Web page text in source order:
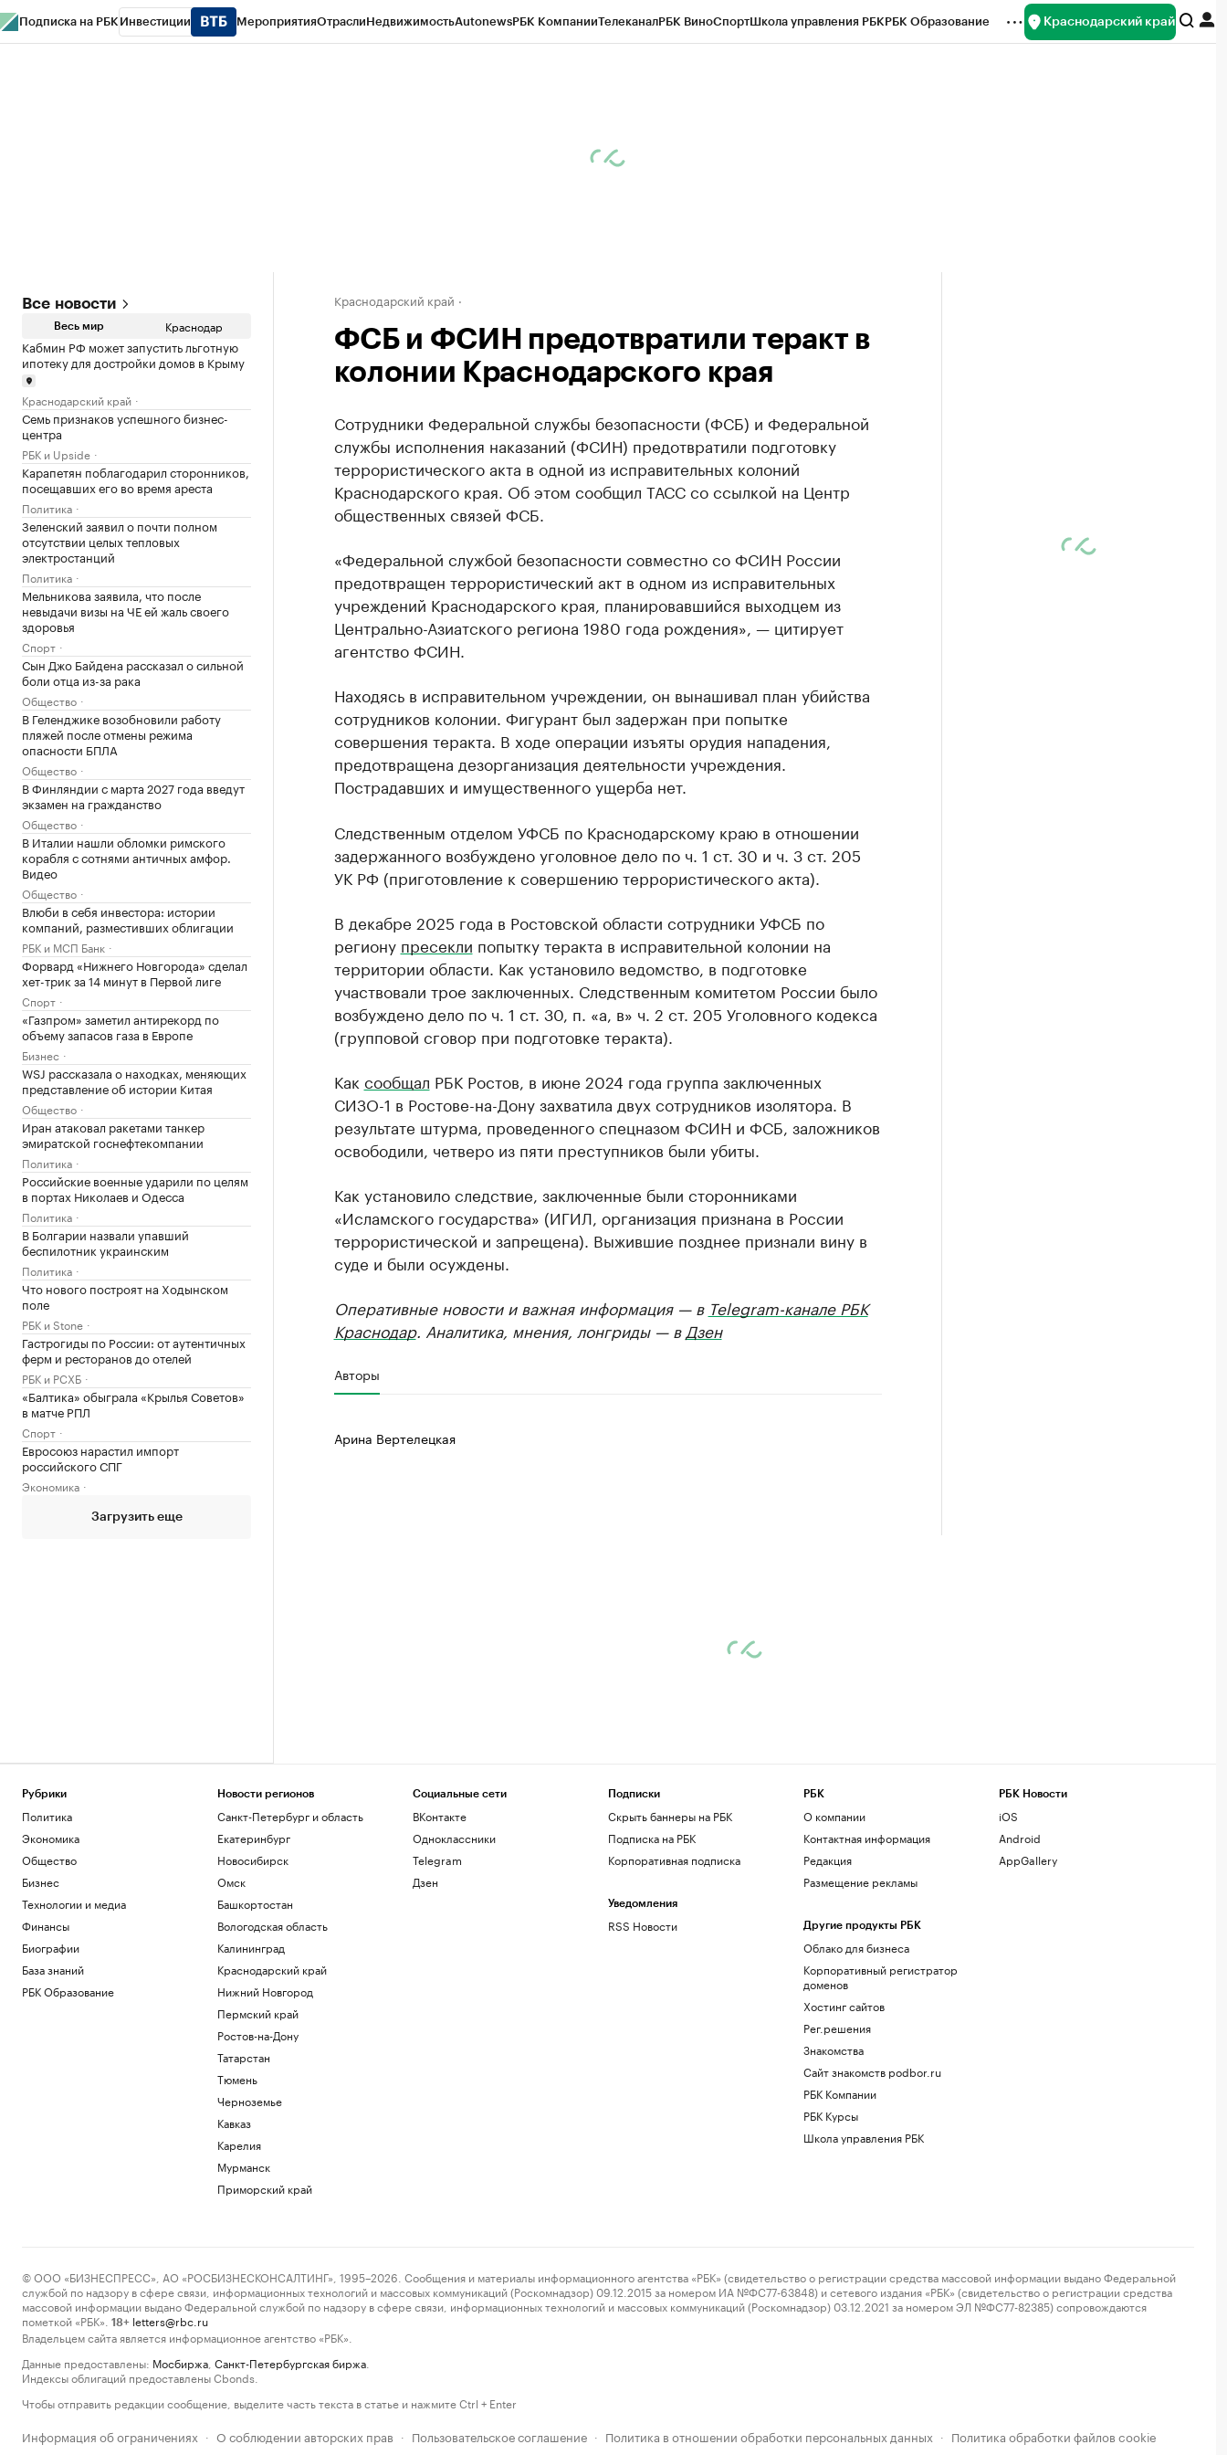
Подписка на РБК Инвестиции МероприятияОтраслиНедвижимостьAutonewsРБК КомпанииТелеканалРБК ВиноСпортШкола управления РБКРБК Образование Краснодарский край
Все новости
Весь мир Краснодар
Кабмин РФ может запустить льготную
ипотеку для достройки домов в Крыму
Краснодарский край
Семь признаков успешного бизнес-
центра
РБК и Upside
Карапетян поблагодарил сторонников,
посещавших его во время ареста
Политика
Зеленский заявил о почти полном
отсутствии целых тепловых
электростанций
Политика
Мельникова заявила, что после
невыдачи визы на ЧЕ ей жаль своего
здоровья
Спорт
Сын Джо Байдена рассказал о сильной
боли отца из-за рака
Общество
В Геленджике возобновили работу
пляжей после отмены режима
опасности БПЛА
Общество
В Финляндии с марта 2027 года введут
экзамен на гражданство
Общество
В Италии нашли обломки римского
корабля с сотнями античных амфор.
Видео
Общество
Влюби в себя инвестора: истории
компаний, разместивших облигации
РБК и МСП Банк
Форвард «Нижнего Новгорода» сделал
хет-трик за 14 минут в Первой лиге
Спорт
«Газпром» заметил антирекорд по
объему запасов газа в Европе
Бизнес
WSJ рассказала о находках, меняющих
представление об истории Китая
Общество
Иран атаковал ракетами танкер
эмиратской госнефтекомпании
Политика
Российские военные ударили по целям
в портах Николаев и Одесса
Политика
В Болгарии назвали упавший
беспилотник украинским
Политика
Что нового построят на Ходынском
поле
РБК и Stone
Гастрогиды по России: от аутентичных
ферм и ресторанов до отелей
РБК и РСХБ
«Балтика» обыграла «Крылья Советов»
в матче РПЛ
Спорт
Евросоюз нарастил импорт
российского СПГ
Экономика
Загрузить еще
Краснодарский край
ФСБ и ФСИН предотвратили теракт в
колонии Краснодарского края
Сотрудники Федеральной службы безопасности (ФСБ) и Федеральной
службы исполнения наказаний (ФСИН) предотвратили подготовку
террористического акта в одной из исправительных колоний
Краснодарского края. Об этом сообщил ТАСС со ссылкой на Центр
общественных связей ФСБ.
«Федеральной службой безопасности совместно со ФСИН России
предотвращен террористический акт в одном из исправительных
учреждений Краснодарского края, планировавшийся выходцем из
Центрально-Азиатского региона 1980 года рождения», — цитирует
агентство ФСИН.
Находясь в исправительном учреждении, он вынашивал план убийства
сотрудников колонии. Фигурант был задержан при попытке
совершения теракта. В ходе операции изъяты орудия нападения,
предотвращена дезорганизация деятельности учреждения.
Пострадавших и имущественного ущерба нет.
Следственным отделом УФСБ по Краснодарскому краю в отношении
задержанного возбуждено уголовное дело по ч. 1 ст. 30 и ч. 3 ст. 205
УК РФ (приготовление к совершению террористического акта).
В декабре 2025 года в Ростовской области сотрудники УФСБ по
региону пресекли попытку теракта в исправительной колонии на
территории области. Как установило ведомство, в подготовке
участвовали трое заключенных. Следственным комитетом России было
возбуждено дело по ч. 1 ст. 30, п. «а, в» ч. 2 ст. 205 Уголовного кодекса
(групповой сговор при подготовке теракта).
Как сообщал РБК Ростов, в июне 2024 года группа заключенных
СИЗО-1 в Ростове-на-Дону захватила двух сотрудников изолятора. В
результате штурма, проведенного спецназом ФСИН и ФСБ, заложников
освободили, четверо из пяти преступников были убиты.
Как установило следствие, заключенные были сторонниками
«Исламского государства» (ИГИЛ, организация признана в России
террористической и запрещена). Выжившие позднее признали вину в
суде и были осуждены.
Оперативные новости и важная информация — в Telegram-канале РБК
Краснодар. Аналитика, мнения, лонгриды — в Дзен
Авторы
Арина Вертелецкая
Рубрики
Политика
Экономика
Общество
Бизнес
Технологии и медиа
Финансы
Биографии
База знаний
РБК Образование
Новости регионов
Санкт-Петербург и область
Екатеринбург
Новосибирск
Омск
Башкортостан
Вологодская область
Калининград
Краснодарский край
Нижний Новгород
Пермский край
Ростов-на-Дону
Татарстан
Тюмень
Черноземье
Кавказ
Карелия
Мурманск
Приморский край
Социальные сети
ВКонтакте
Одноклассники
Telegram
Дзен
Подписки
Скрыть баннеры на РБК
Подписка на РБК
Корпоративная подписка
Уведомления
RSS Новости
РБК
О компании
Контактная информация
Редакция
Размещение рекламы
Другие продукты РБК
Облако для бизнеса
Корпоративный регистратор
доменов
Хостинг сайтов
Рег.решения
Знакомства
Сайт знакомств podbor.ru
РБК Компании
РБК Курсы
Школа управления РБК
РБК Новости
iOS
Android
AppGallery
© ООО «БИЗНЕСПРЕСС», АО «РОСБИЗНЕСКОНСАЛТИНГ», 1995–2026. Сообщения и материалы информационного агентства «РБК» (свидетельство о регистрации средства массовой информации выдано Федеральной
службой по надзору в сфере связи, информационных технологий и массовых коммуникаций (Роскомнадзор) 09.12.2015 за номером ИА №ФС77-63848) и сетевого издания «РБК» (свидетельство о регистрации средства
массовой информации выдано Федеральной службой по надзору в сфере связи, информационных технологий и массовых коммуникаций (Роскомнадзор) 03.12.2021 за номером ЭЛ №ФС77-82385) сопровождаются
пометкой «РБК».
18+ letters@rbc.ru
Владельцем сайта является информационное агентство «РБК».
Данные предоставлены: Мосбиржа Санкт-Петербургская биржа
Индексы облигаций предоставлены Cbonds.
Чтобы отправить редакции сообщение, выделите часть текста в статье и нажмите Ctrl + Enter
Информация об ограничениях · О соблюдении авторских прав · Пользовательское соглашение · Политика в отношении обработки персональных данных · Политика обработки файлов cookie